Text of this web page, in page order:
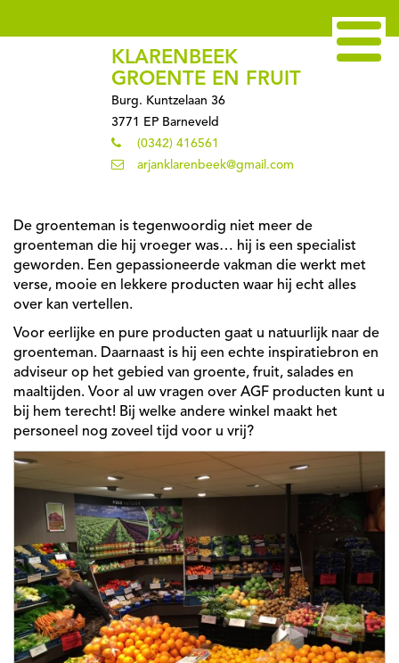
KLARENBEEK
GROENTE EN FRUIT
Burg. Kuntzelaan 36
3771 EP Barneveld
(0342) 416561
arjanklarenbeek@gmail.com
De groenteman is tegenwoordig niet meer de
groenteman die hij vroeger was… hij is een specialist
geworden. Een gepassioneerde vakman die werkt met
verse, mooie en lekkere producten waar hij echt alles
over kan vertellen.
Voor eerlijke en pure producten gaat u natuurlijk naar de
groenteman. Daarnaast is hij een echte inspiratiebron en
adviseur op het gebied van groente, fruit, salades en
maaltijden. Voor al uw vragen over AGF producten kunt u
bij hem terecht! Bij welke andere winkel maakt het
personeel nog zoveel tijd voor u vrij?